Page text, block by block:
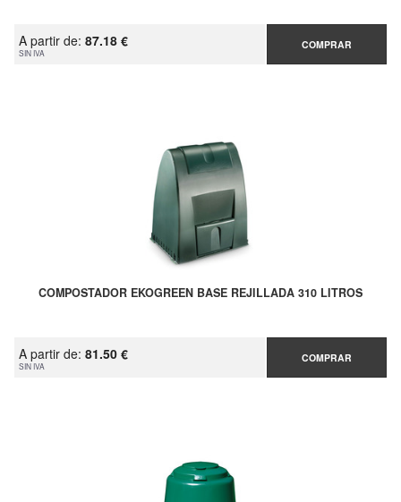
A partir de: 87.18 €
SIN IVA
COMPRAR
COMPOSTADOR EKOGREEN BASE REJILLADA 310 LITROS
A partir de: 81.50 €
SIN IVA
COMPRAR